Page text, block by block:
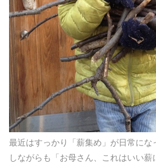
最近はすっかり「薪集め」が日常に
しながらも「お母さん、これはいい